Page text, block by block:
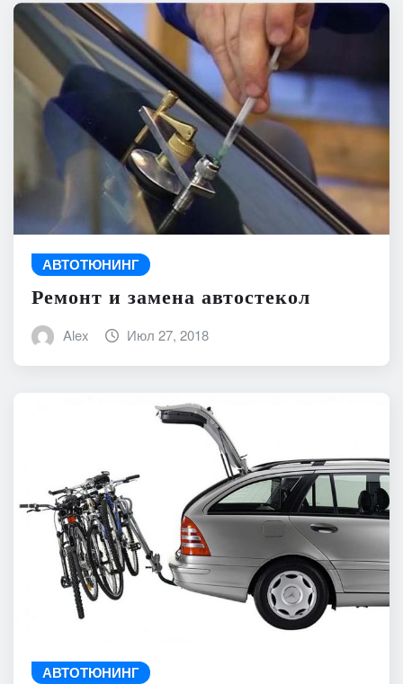
АВТОТЮНИНГ
Ремонт и замена автостекол
Alex Июл 27, 2018
АВТОТЮНИНГ